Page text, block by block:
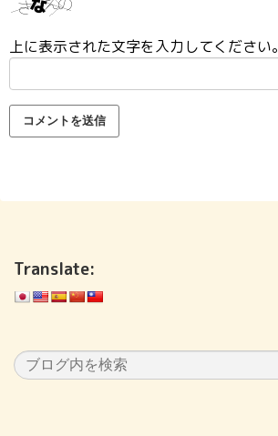
上に表示された文字を入力してください。
Translate: